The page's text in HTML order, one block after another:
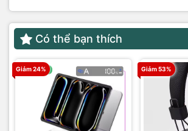
Có thể bạn thích
Giảm 24% Giảm 53%